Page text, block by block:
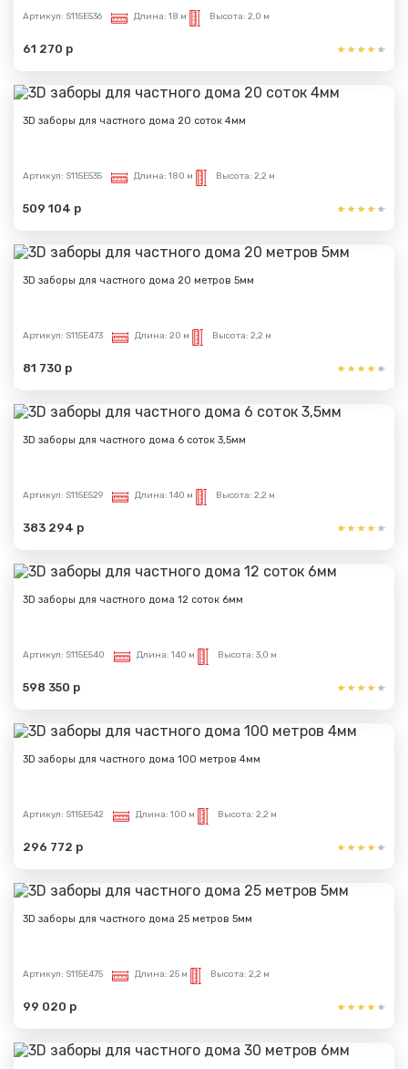
Артикул: S115E536 Длина: 18 м Высота: 2,0 м
61 270 р
3D заборы для частного дома 20 соток 4мм
Артикул: S115E535 Длина: 180 м Высота: 2,2 м
509 104 р
3D заборы для частного дома 20 метров 5мм
Артикул: S115E473 Длина: 20 м Высота: 2,2 м
81 730 р
3D заборы для частного дома 6 соток 3,5мм
Артикул: S115E529 Длина: 140 м Высота: 2,2 м
383 294 р
3D заборы для частного дома 12 соток 6мм
Артикул: S115E540 Длина: 140 м Высота: 3,0 м
598 350 р
3D заборы для частного дома 100 метров 4мм
Артикул: S115E542 Длина: 100 м Высота: 2,2 м
296 772 р
3D заборы для частного дома 25 метров 5мм
Артикул: S115E475 Длина: 25 м Высота: 2,2 м
99 020 р